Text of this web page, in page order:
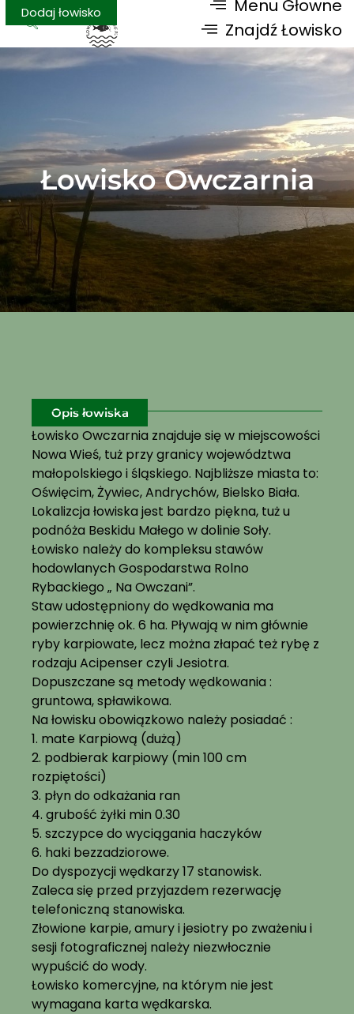
Znajdź Łowisko
Dodaj łowisko Menu Głowne
Łowisko Owczarnia
Opis łowiska
Łowisko Owczarnia znajduje się w miejscowości
Nowa Wieś, tuż przy granicy województwa
małopolskiego i śląskiego. Najbliższe miasta to:
Oświęcim, Żywiec, Andrychów, Bielsko Biała.
Lokalizcja łowiska jest bardzo piękna, tuż u
podnóża Beskidu Małego w dolinie Soły.
Łowisko należy do kompleksu stawów
hodowlanych Gospodarstwa Rolno
Rybackiego „ Na Owczani”.
Staw udostępniony do wędkowania ma
powierzchnię ok. 6 ha. Pływają w nim głównie
ryby karpiowate, lecz można złapać też rybę z
rodzaju Acipenser czyli Jesiotra.
Dopuszczane są metody wędkowania :
gruntowa, spławikowa.
Na łowisku obowiązkowo należy posiadać :
1. mate Karpiową (dużą)
2. podbierak karpiowy (min 100 cm
rozpiętości)
3. płyn do odkażania ran
4. grubość żyłki min 0.30
5. szczypce do wyciągania haczyków
6. haki bezzadziorowe.
Do dyspozycji wędkarzy 17 stanowisk.
Zaleca się przed przyjazdem rezerwację
telefoniczną stanowiska.
Złowione karpie, amury i jesiotry po zważeniu i
sesji fotograficznej należy niezwłocznie
wypuścić do wody.
Łowisko komercyjne, na którym nie jest
wymagana karta wędkarska.